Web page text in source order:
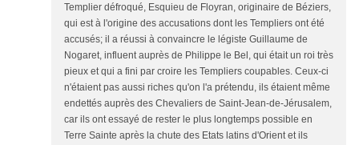
Templier défroqué, Esquieu de Floyran, originaire de Béziers,
qui est à l'origine des accusations dont les Templiers ont été
accusés; il a réussi à convaincre le légiste Guillaume de
Nogaret, influent auprès de Philippe le Bel, qui était un roi très
pieux et qui a fini par croire les Templiers coupables. Ceux-ci
n'étaient pas aussi riches qu'on l'a prétendu, ils étaient même
endettés auprès des Chevaliers de Saint-Jean-de-Jérusalem,
car ils ont essayé de rester le plus longtemps possible en
Terre Sainte après la chute des Etats latins d'Orient et ils